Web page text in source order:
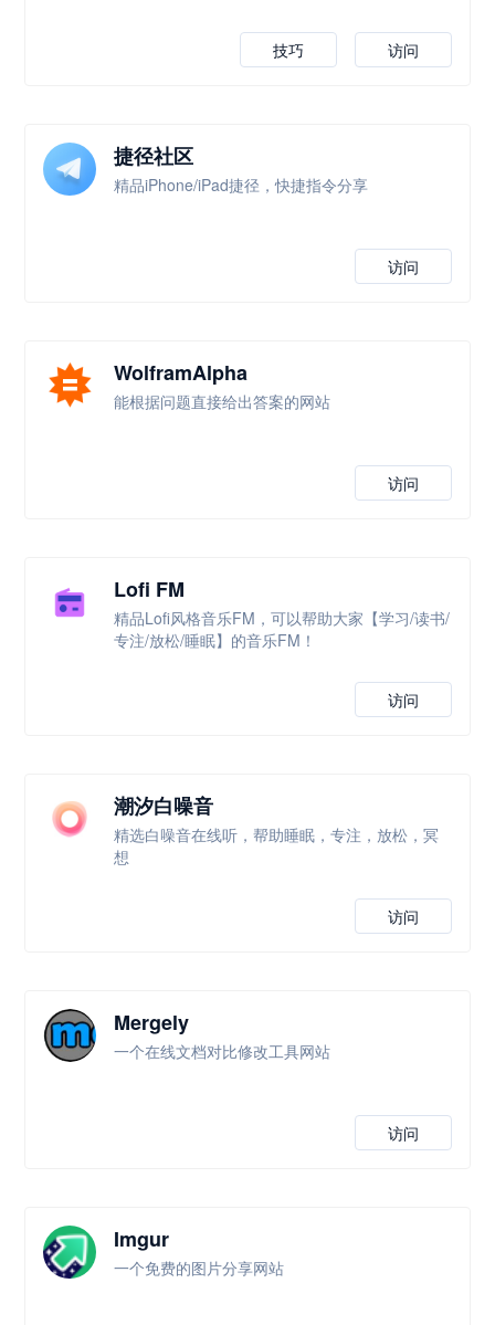
访问
技巧
捷径社区
精品iPhone/iPad捷径，快捷指令分享
访问
WolframAlpha
能根据问题直接给出答案的网站
访问
Lofi FM
精品Lofi风格音乐FM，可以帮助大家【学习/读书/
专注/放松/睡眠】的音乐FM！
访问
潮汐白噪音
精选白噪音在线听，帮助睡眠，专注，放松，冥
想
访问
Mergely
一个在线文档对比修改工具网站
访问
Imgur
一个免费的图片分享网站